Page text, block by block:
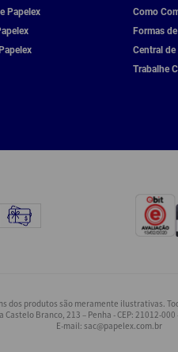
Papelex
Como
Formas
Central
Trabalhe
produtos são meramente ilustrativas.
Castelo Branco, 213 – Penha - CEP: 21012-000
E-mail: sac@papelex.com.br